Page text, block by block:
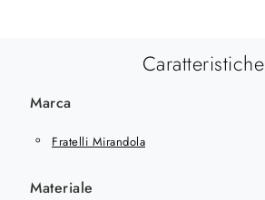
Caratteristiche
Marca
Fratelli Mirandola
Materiale